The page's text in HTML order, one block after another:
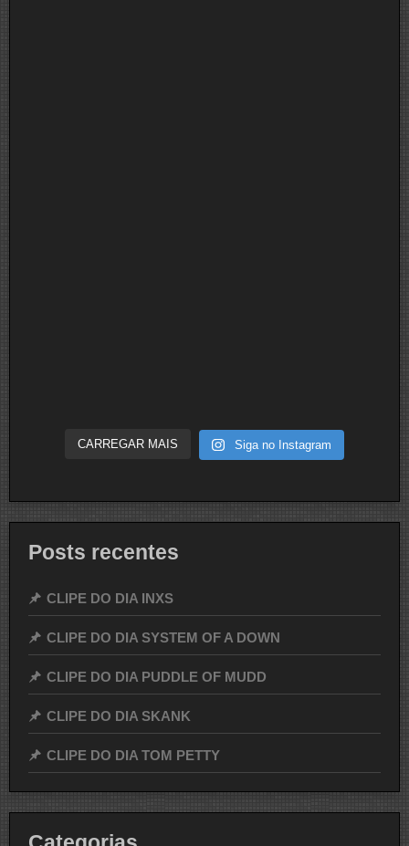
CARREGAR MAIS Siga no Instagram
Posts recentes
CLIPE DO DIA INXS
CLIPE DO DIA SYSTEM OF A DOWN
CLIPE DO DIA PUDDLE OF MUDD
CLIPE DO DIA SKANK
CLIPE DO DIA TOM PETTY